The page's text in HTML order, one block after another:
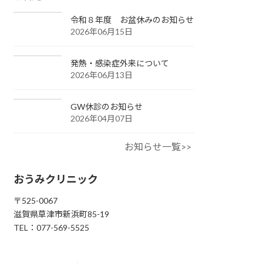
令和８年度 お盆休みのお知らせ
2026年06月15日
発熱・感染症外来について
2026年06月13日
GW休診のお知らせ
2026年04月07日
お知らせ一覧>>
おうみクリニック
〒525-0067
滋賀県草津市新浜町85-19
TEL：077-569-5525